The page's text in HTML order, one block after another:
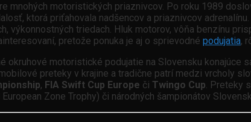
mnohých motoristických priaznivcov. Po roku 1989
ktorá priťahovala nadšencov a priaznivcov
triedach. Hluk motorov, vôňa benzínu
pretože ponuka je aj o sprievodné podujatia,
okruhové motoristické podujatie na Slovensku konajúce
preteky v krajine a tradične patrí medzi vrcholy
, FIA Swift Cup Europe či Twingo Cup. Preteky
Zone Trophy) či národných šampionátov